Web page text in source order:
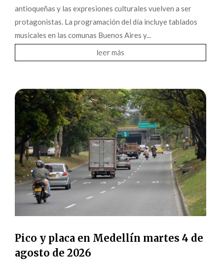
antioqueñas y las expresiones culturales vuelven a ser
protagonistas. La programación del día incluye tablados
musicales en las comunas Buenos Aires y...
leer más
Pico y placa en Medellín martes 4 de
agosto de 2026